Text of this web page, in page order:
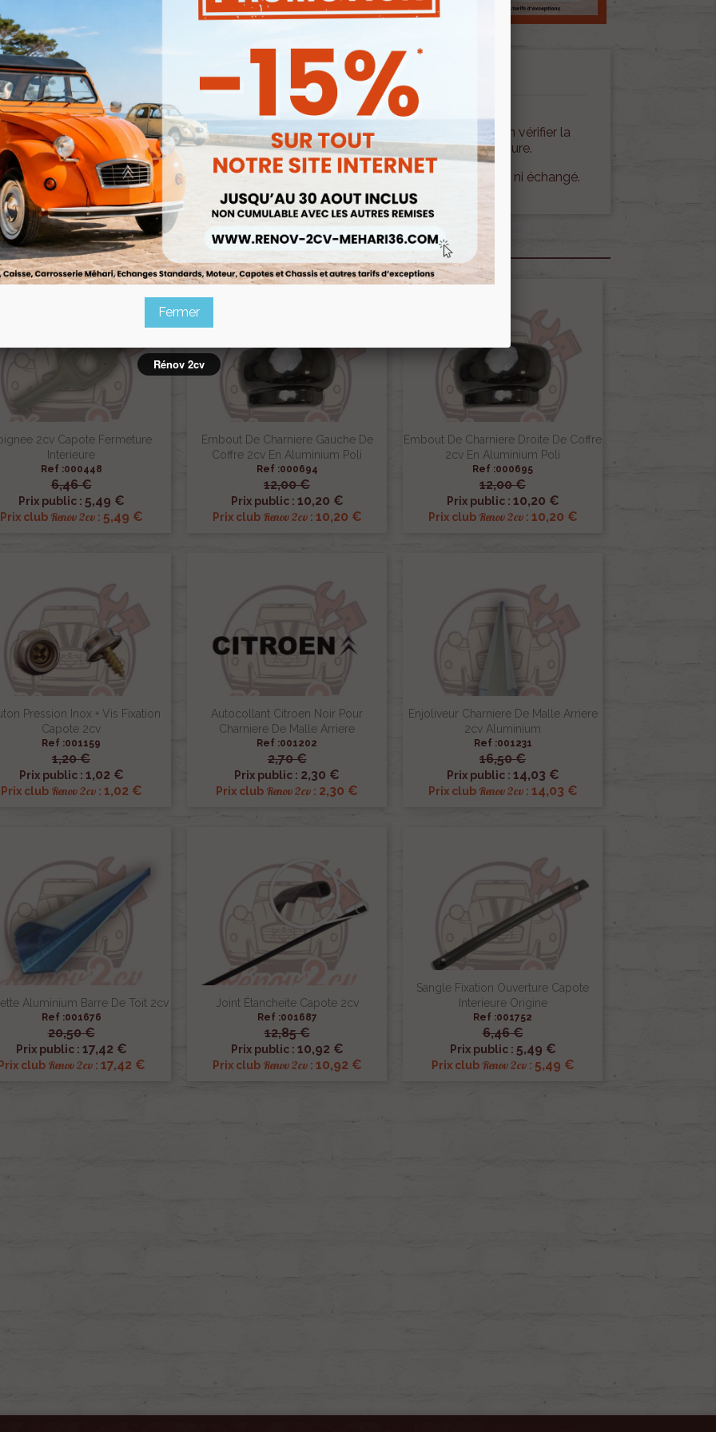
Description
Veuillez, avant validation de votre commande, bien vérifier la
couleur ainsi que votre mode de fermeture/ouverture.
Cet article étant un article fragile, il ne sera ni repris ni échangé.
Produits associés
2cv Capote Fermeture
Interieure
Ref :000448
6,46 €
Prix public : 5,49 €
Prix club Renov 2cv: 5,49 €
 Aperçu rapide
Embout De Charniere Gauche De
Coffre 2cv En Aluminium Poli
Ref :000694
12,00 €
Prix public : 10,20 €
Prix club Renov 2cv: 10,20 €
 Aperçu rapide
Embout De Charniere Droite De Coffre
2cv En Aluminium Poli
Ref :000695
12,00 €
Prix public : 10,20 €
Prix club Renov 2cv: 10,20 €
 Aperçu rapide
Pression Inox + Vis Fixation
Capote 2cv
Ref :001159
1,20 €
Prix public : 1,02 €
Prix club Renov 2cv: 1,02 €
 Aperçu rapide
Autocollant Citroen Noir Pour
Charniere De Malle Arriere
Ref :001202
2,70 €
Prix public : 2,30 €
Prix club Renov 2cv : 2,30 €
 Aperçu rapide
Enjoliveur Charniere De Malle Arriere
2cv Aluminium
Ref :001231
16,50 €
Prix public : 14,03 €
Prix club Renov 2cv: 14,03 €
 Aperçu rapide
Aluminium Barre De Toit 2cv
Ref :001676
20,50 €
Prix public : 17,42 €
club Renov 2cv: 17,42 €
 Aperçu rapide
Joint Étancheite Capote 2cv
Ref :001687
12,85 €
Prix public : 10,92 €
Prix club Renov 2cv: 10,92 €
 Aperçu rapide
Sangle Fixation Ouverture Capote
Interieure Origine
Ref :001752
6,46 €
Prix public : 5,49 €
Prix club Renov 2cv: 5,49 €
 Aperçu rapide
Fermer
Rénov 2cv